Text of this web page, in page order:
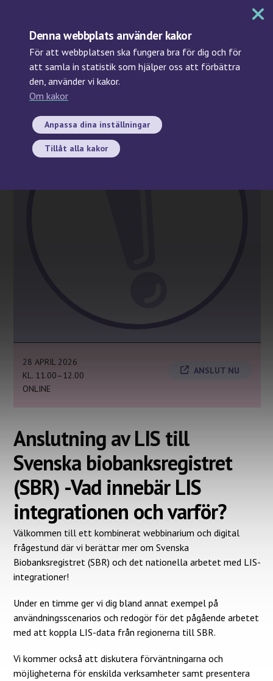
Denna webbplats använder kakor
För att webbplatsen ska fungera bra för dig och för
att samla in statistik som hjälper oss att förbättra
den, använder vi kakor.
Om kakor
Anpassa dina inställningar
Tillåt alla kakor
28 APRIL 2026
KL. 11.00–12.00
ONLINE
ANSLUT NU
Anslutning av LIS till
Svenska biobanksregistret
(SBR) -Vad innebär LIS
integrationen och varför?
Välkommen till ett kombinerat webbinarium och digital
frågestund där vi berättar mer om Svenska
Biobanksregistret (SBR) och det nationella arbetet med LIS-
integrationer!
Under en timme ger vi dig bland annat exempel på
användningsscenarios och redogör för det pågående arbetet
med att koppla LIS-data från regionerna till SBR.
Vi kommer också att diskutera förväntningarna och
möjligheterna för enskilda verksamheter samt presentera